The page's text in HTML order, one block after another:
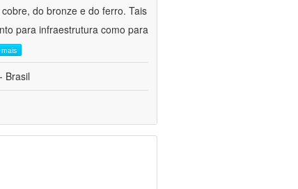
do bronze e do ferro. Tais
para infraestrutura como para
Brasil